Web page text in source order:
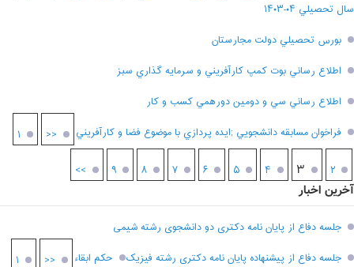
سال تحصيلي ۰۴-۱۴۰۳
بورس تحصيلي دولت مجارستان
اطلاع رساني بوت کمپ کارآفريني و سرمايه گذاري سبز
اطلاع رساني سي و دومين دورهمي کسب و کار
فراخوان مسابقه دانشجويي ;ايده پردازي با موضوع فضا و کارآفريني
<< ۱
۲ ۳ ۴ ۵ ۶ ۷ ۸ ۹ >>
آخرین اخبار
جلسه دفاع از پایان نامه دکتری دو دانشجوی رشته شیمی
جلسه دفاع از پیشنهاده پایان نامه دکتری رشته فیزیک
حکم ابقاء << ۱